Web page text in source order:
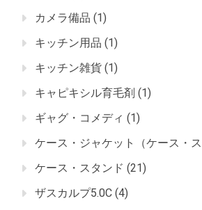
カメラ備品 (1)
キッチン用品 (1)
キッチン雑貨 (1)
キャピキシル育毛剤 (1)
ギャグ・コメディ (1)
ケース・ジャケット（ケース・ス
ケース・スタンド (21)
ザスカルプ5.0C (4)